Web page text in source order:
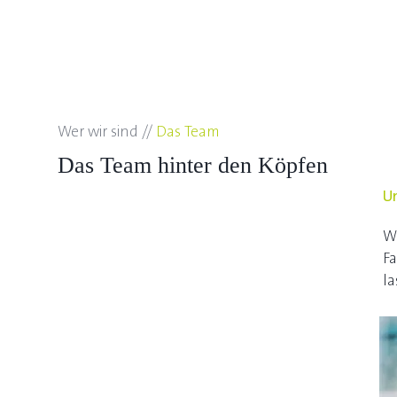
Wer wir sind // Das Team
Das Team hinter den Köpfen